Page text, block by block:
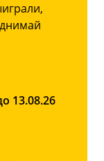
13.08.26